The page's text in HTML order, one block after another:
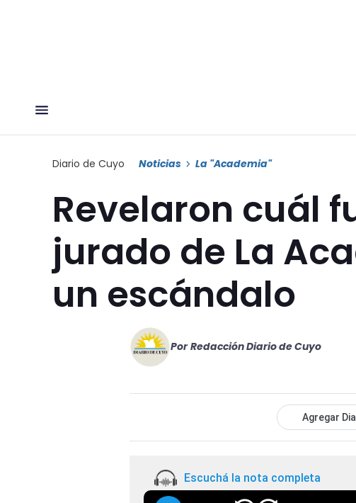
Diario de Cuyo Noticias La "Academia"
Revelaron cuál
jurado de La
un escándalo
Por Redacción Diario de Cuyo
Agregar
Escuchá la nota completa